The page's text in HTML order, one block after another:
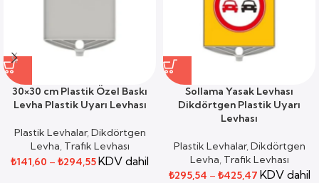
30×30 cm Plastik Özel Baskı
Levha Plastik Uyarı Levhası
Plastik Levhalar,Dikdörtgen
Levha, Trafik Levhası
₺141,60 – ₺294,55KDV dahil
Sollama Yasak Levhası
Dikdörtgen Plastik Uyarı
Levhası
Plastik Levhalar,Dikdörtgen
Levha, Trafik Levhası
₺295,54 – ₺425,47 KDV dahil